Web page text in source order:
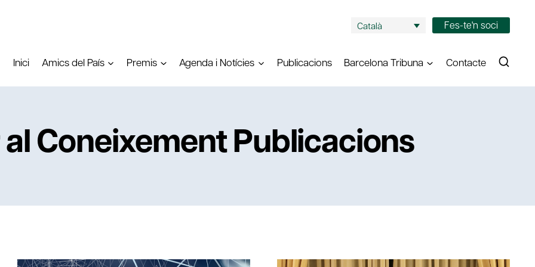
Català Fes-te'n soci
Inici Amics del País Premis Agenda i Notícies Publicacions Barcelona Tribuna Contacte
Coneixement Publicacions